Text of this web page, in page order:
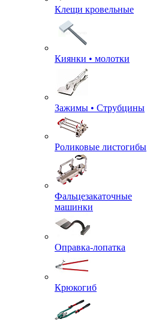
Клещи кровельные
Киянки • молотки
Зажимы • Струбцины
Роликовые листогибы
Фальцезакаточные
машинки
Оправка-лопатка
Крюкогиб